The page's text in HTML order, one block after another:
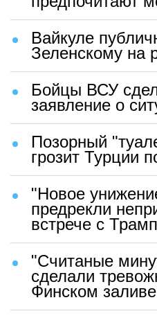
Вайкуле
Зеленскому на
Бойцы ВСУ
заявление о
Позорный
грозит Турции
"Новое
предрекли
встрече с
"Считаные
сделали
Финском заливе